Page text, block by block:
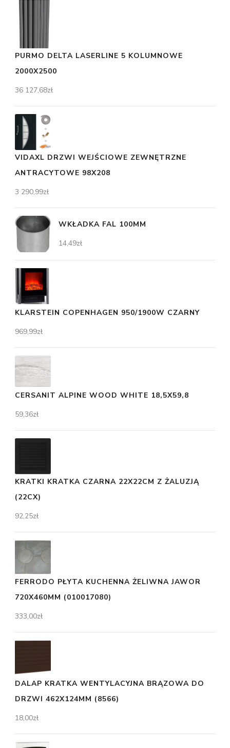
PURMO DELTA LASERLINE 5 KOLUMNOWE
2000X2500
36 127,68zł
VIDAXL DRZWI WEJŚCIOWE ZEWNĘTRZNE
ANTRACYTOWE 98X208
3 290,99zł
WKŁADKA FAL 100MM
14,49zł
KLARSTEIN COPENHAGEN 950/1900W CZARNY
969,99zł
CERSANIT ALPINE WOOD WHITE 18,5X59,8
59,36zł
KRATKI KRATKA CZARNA 22X22CM Z ŻALUZJĄ
(22CX)
92,25zł
FERRODO PŁYTA KUCHENNA ŻELIWNA JAWOR
720X460MM (010017080)
333,00zł
DALAP KRATKA WENTYLACYJNA BRĄZOWA DO
DRZWI 462X124MM (8566)
18,00zł